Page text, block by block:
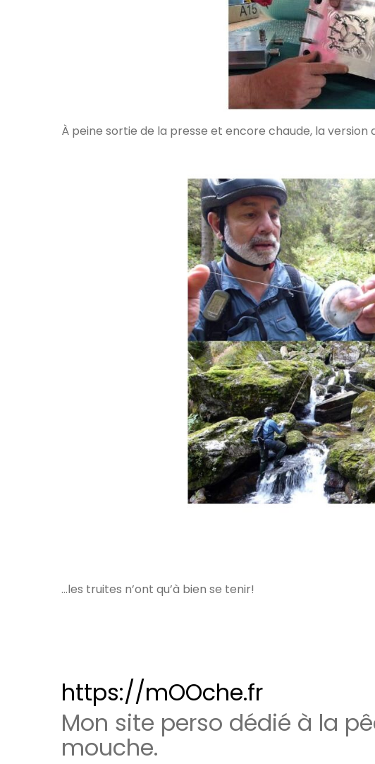
À peine sortie de la presse et encore chaude, la
…les truites n’ont qu’à bien se tenir!
https://mOOche.fr
Mon site perso dédié à la
mouche.